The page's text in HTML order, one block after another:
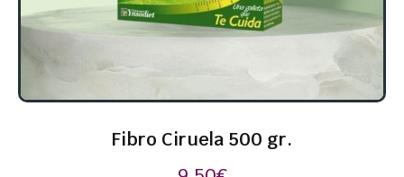
Fibro Ciruela 500 gr.